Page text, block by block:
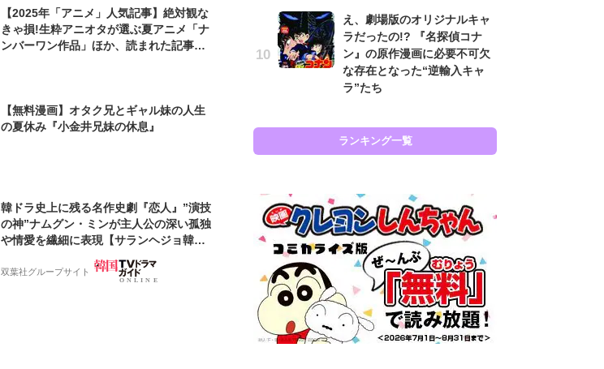
【2025年「アニメ」人気記事】絶対観な
きゃ損!生粋アニオタが選ぶ夏アニメ「ナ
ンバーワン作品」ほか、読まれた記事ベ
【無料漫画】オタク兄とギャル妹の人生
の夏休み『小金井兄妹の休息』
韓ドラ史上に残る名作史劇『恋人』”演技
の神”ナムグン・ミンが主人公の深い孤独
や情愛を繊細に表現【サランヘジョ韓ド
双葉社グループサイト
え、劇場版のオリジナルキャ
ラだったの!? 『名探偵コナ
ン』の原作漫画に必要不可欠
な存在となった“逆輸入キャ
ラ”たち
ランキング一覧